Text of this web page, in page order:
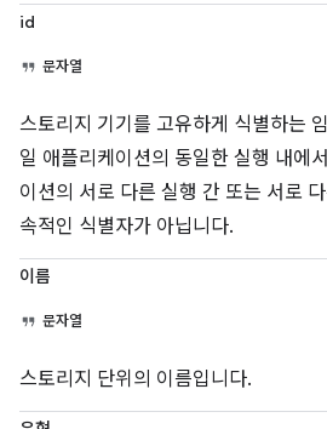
id
문자열
스토리지 기기를 고유하게 식별하는
일 애플리케이션의 동일한 실행 내에
이션의 서로 다른 실행 간 또는 서로
속적인 식별자가 아닙니다.
이름
문자열
스토리지 단위의 이름입니다.